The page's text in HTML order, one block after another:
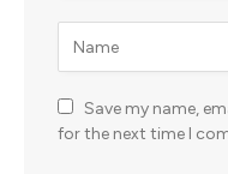
Save my name,
for the next time I